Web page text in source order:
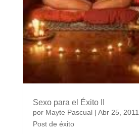
Sexo para el Éxito II
por Mayte Pascual| Abr 25, 2011
Post de éxito